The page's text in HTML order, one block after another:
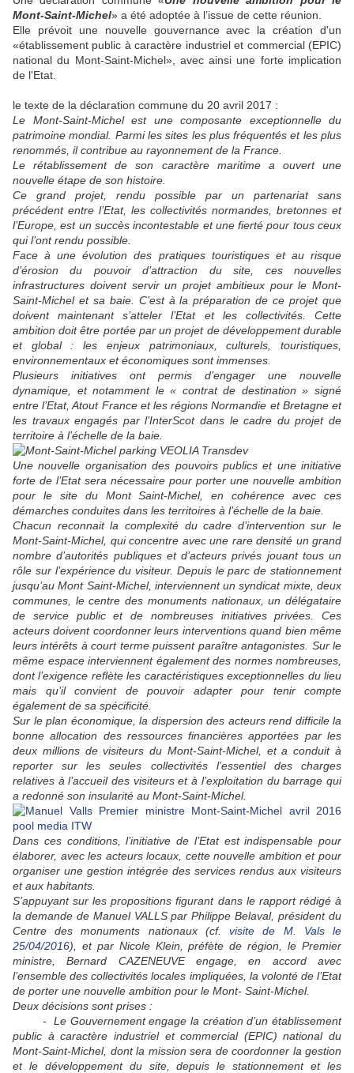
Mont-Saint-Michel» a été adoptée à l’issue de cette réunion.
Elle prévoit une nouvelle gouvernance avec la création d'un
«établissement public à caractère industriel et commercial (EPIC)
national du Mont-Saint-Michel», avec ainsi une forte implication
de l'Etat.
le texte de la déclaration commune du 20 avril 2017 :
Le Mont-Saint-Michel est une composante exceptionnelle du
patrimoine mondial. Parmi les sites les plus fréquentés et les plus
renommés, il contribue au rayonnement de la France.
Le rétablissement de son caractère maritime a ouvert une
nouvelle étape de son histoire.
Ce grand projet, rendu possible par un partenariat sans
précédent entre l’Etat, les collectivités normandes, bretonnes et
l’Europe, est un succès incontestable et une fierté pour tous ceux
qui l’ont rendu possible.
Face à une évolution des pratiques touristiques et au risque
d’érosion du pouvoir d’attraction du site, ces nouvelles
infrastructures doivent servir un projet ambitieux pour le Mont-
Saint-Michel et sa baie. C’est à la préparation de ce projet que
doivent maintenant s’atteler l’Etat et les collectivités. Cette
ambition doit être portée par un projet de développement durable
et global : les enjeux patrimoniaux, culturels, touristiques,
environnementaux et économiques sont immenses.
Plusieurs initiatives ont permis d’engager une nouvelle
dynamique, et notamment le « contrat de destination » signé
entre l’Etat, Atout France et les régions Normandie et Bretagne et
les travaux engagés par l’InterScot dans le cadre du projet de
territoire à l’échelle de la baie.
Une nouvelle organisation des pouvoirs publics et une initiative
forte de l’Etat sera nécessaire pour porter une nouvelle ambition
pour le site du Mont Saint-Michel, en cohérence avec ces
démarches conduites dans les territoires à l’échelle de la baie.
Chacun reconnait la complexité du cadre d’intervention sur le
Mont-Saint-Michel, qui concentre avec une rare densité un grand
nombre d’autorités publiques et d’acteurs privés jouant tous un
rôle sur l’expérience du visiteur. Depuis le parc de stationnement
jusqu’au Mont Saint-Michel, interviennent un syndicat mixte, deux
communes, le centre des monuments nationaux, un délégataire
de service public et de nombreuses initiatives privées. Ces
acteurs doivent coordonner leurs interventions quand bien même
leurs intérêts à court terme puissent paraître antagonistes. Sur le
même espace interviennent également des normes nombreuses,
dont l’exigence reflète les caractéristiquesexceptionnelles du lieu
mais qu’il convient de pouvoir adapter pour tenir compte
également de sa spécificité.
Sur le plan économique, la dispersion des acteurs rend difficile la
bonne allocation des ressources financières apportées par les
deux millions de visiteurs du Mont-Saint-Michel, et a conduit à
reporter sur les seules collectivités l’essentiel des charges
relatives à l’accueil des visiteurs et à l’exploitation du barrage qui
a redonné son insularité au Mont-Saint-Michel.
Dans ces conditions, l’initiative de l’Etat est indispensable pour
élaborer, avec les acteurs locaux, cette nouvelle ambition et pour
organiser une gestion intégrée des services rendus aux visiteurs
et aux habitants.
S’appuyant sur les propositions figurant dans le rapport rédigé à
la demande de Manuel VALLS par Philippe Belaval, président du
Centre des monuments nationaux (cf.visite de M. Vals le
25/04/2016), et par Nicole Klein, préfète de région, le Premier
ministre, Bernard CAZENEUVE engage, en accord avec
l’ensemble des collectivités locales impliquées, la volonté de l’Etat
de porter une nouvelle ambition pour le Mont- Saint-Michel.
Deux décisions sont prises :
- Le Gouvernement engage la création d’un établissement
public à caractère industriel et commercial (EPIC) national du
Mont-Saint-Michel, dont la mission sera de coordonner la gestion
et le développement du site, depuis le stationnement et les